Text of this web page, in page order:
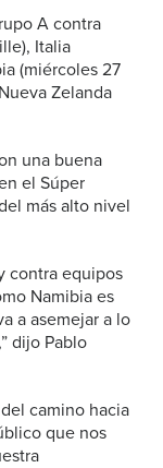
A contra
Italia
(miércoles 27
Zelanda
una buena
el Súper
más alto nivel
contra equipos
Namibia es
a asemejar a lo
dijo Pablo
camino hacia
que nos